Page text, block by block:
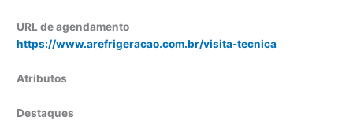
URL de agendamento
https://www.arefrigeracao.com.br/visita-tecnica
Atributos
Destaques